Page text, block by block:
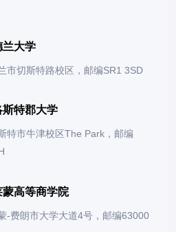
兰大学
市切斯特路校区，邮编SR1 3SD
斯特郡大学
特市牛津校区The Park，邮编
蒙高等商学院
-费朗市大学大道4号，邮编63000